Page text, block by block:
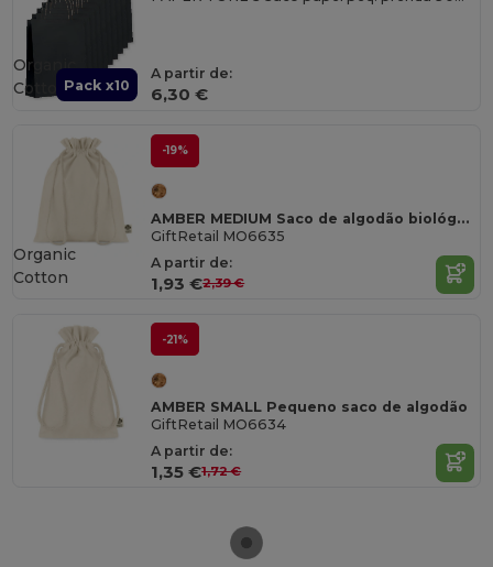
Pack x10
A partir de:
6,30 €
Organic
Cotton
-19%
AMBER MEDIUM Saco de algodão biológico
GiftRetail MO6635
A partir de:
1,93 €2,39 €
Organic
Cotton
-21%
AMBER SMALL Pequeno saco de algodão
GiftRetail MO6634
A partir de:
1,35 €1,72 €